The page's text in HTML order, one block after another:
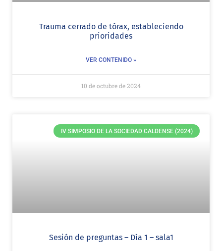
Trauma cerrado de tórax, estableciendo
prioridades
VER CONTENIDO »
10 de octubre de 2024
IV SIMPOSIO DE LA SOCIEDAD CALDENSE (2024)
Sesión de preguntas – Día 1 – sala1